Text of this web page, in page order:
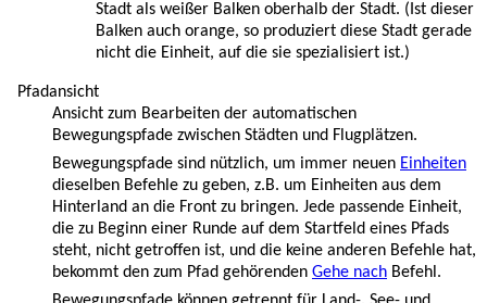
Stadt als weißer Balken oberhalb der Stadt. (Ist dieser
Balken auch orange, so produziert diese Stadt gerade
nicht die Einheit, auf die sie spezialisiert ist.)
Pfadansicht
Ansicht zum Bearbeiten der automatischen
Bewegungspfade zwischen Städten und Flugplätzen.
Bewegungspfade sind nützlich, um immer neuen Einheiten
dieselben Befehle zu geben, z.B. um Einheiten aus dem
Hinterland an die Front zu bringen. Jede passende Einheit,
die zu Beginn einer Runde auf dem Startfeld eines Pfads
steht, nicht getroffen ist, und die keine anderen Befehle hat,
bekommt den zum Pfad gehörenden Gehe nach Befehl.